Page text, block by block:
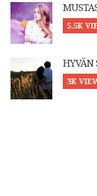
5.5K
HYVÄN
3K